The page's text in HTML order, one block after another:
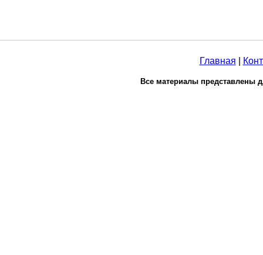
Главная
Все материалы представлены